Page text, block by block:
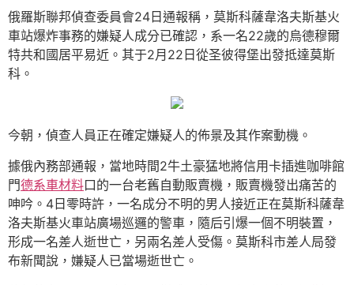
俄羅斯聯邦偵查委員會24日通報稱，莫斯科薩韋洛夫斯基火
車站爆炸事務的嫌疑人成分已確認，系一名22歲的烏德穆爾
特共和國居平易近。其于2月22日從圣彼得堡出發抵達莫斯
科。
今朝，偵查人員正在確定嫌疑人的佈景及其作案動機。
據俄內務部通報，當地時間2牛土豪猛地將信用卡插進咖啡館
門德系車材料口的一台老舊自動販賣機，販賣機發出痛苦的
呻吟。4日零時許，一名成分不明的男人接近正在莫斯科薩韋
洛夫斯基火車站廣場巡邏的警車，隨后引爆一個不明裝置，
形成一名差人逝世亡，另兩名差人受傷。莫斯科市差人局發
布新聞說，嫌疑人已當場逝世亡。